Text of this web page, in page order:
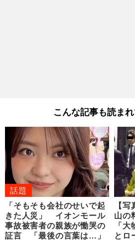
こんな記事も読ま
話題
「そもそも会社のせいで起
きた人災」 イオンモール
事故被害者の親族が慟哭の
証言 「最後の言葉は…」
【
山の
「
とロ